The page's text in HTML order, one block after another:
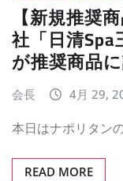
【新規推奨
社「日清Spa
が推奨商品
会長 4月 29,
本日はナポリタン
READ MORE